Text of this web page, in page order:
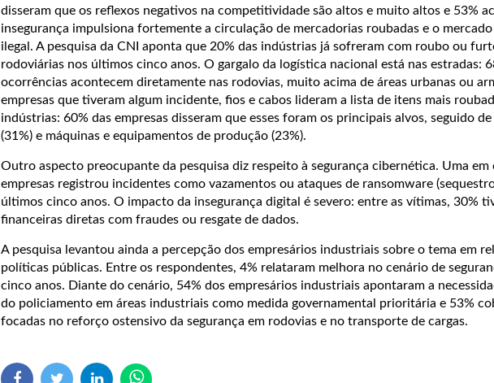
disseram que os reflexos negativos na competitividade são altos e muito altos e 53%
insegurança impulsiona fortemente a circulação de mercadorias roubadas e o
ilegal. A pesquisa da CNI aponta que 20% das indústrias já sofreram com roubo ou
rodoviárias nos últimos cinco anos. O gargalo da logística nacional está nas estradas:
ocorrências acontecem diretamente nas rodovias, muito acima de áreas urbanas ou
empresas que tiveram algum incidente, fios e cabos lideram a lista de itens mais
indústrias: 60% das empresas disseram que esses foram os principais alvos, seguido
(31%) e máquinas e equipamentos de produção (23%).
Outro aspecto preocupante da pesquisa diz respeito à segurança cibernética. Uma em
empresas registrou incidentes como vazamentos ou ataques de ransomware
últimos cinco anos. O impacto da insegurança digital é severo: entre as vítimas, 30%
financeiras diretas com fraudes ou resgate de dados.
A pesquisa levantou ainda a percepção dos empresários industriais sobre o tema em
políticas públicas. Entre os respondentes, 4% relataram melhora no cenário de
cinco anos. Diante do cenário, 54% dos empresários industriais apontaram a
do policiamento em áreas industriais como medida governamental prioritária e 53%
focadas no reforço ostensivo da segurança em rodovias e no transporte de cargas.